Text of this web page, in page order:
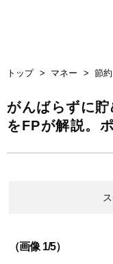
トップ マネー 節約
がんばらずに
をFPが解説。
（画像 1/5）